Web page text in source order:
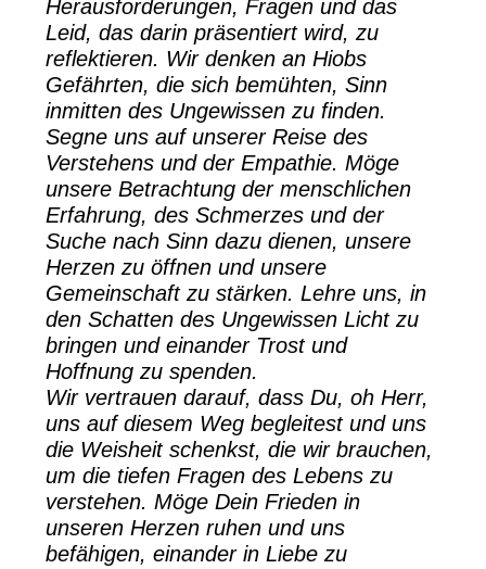
Herausforderungen, Fragen und das
Leid, das darin präsentiert wird, zu
reflektieren. Wir denken an Hiobs
Gefährten, die sich bemühten, Sinn
inmitten des Ungewissen zu finden.
Segne uns auf unserer Reise des
Verstehens und der Empathie. Möge
unsere Betrachtung der menschlichen
Erfahrung, des Schmerzes und der
Suche nach Sinn dazu dienen, unsere
Herzen zu öffnen und unsere
Gemeinschaft zu stärken. Lehre uns, in
den Schatten des Ungewissen Licht zu
bringen und einander Trost und
Hoffnung zu spenden.
Wir vertrauen darauf, dass Du, oh Herr,
uns auf diesem Weg begleitest und uns
die Weisheit schenkst, die wir brauchen,
um die tiefen Fragen des Lebens zu
verstehen. Möge Dein Frieden in
unseren Herzen ruhen und uns
befähigen, einander in Liebe zu